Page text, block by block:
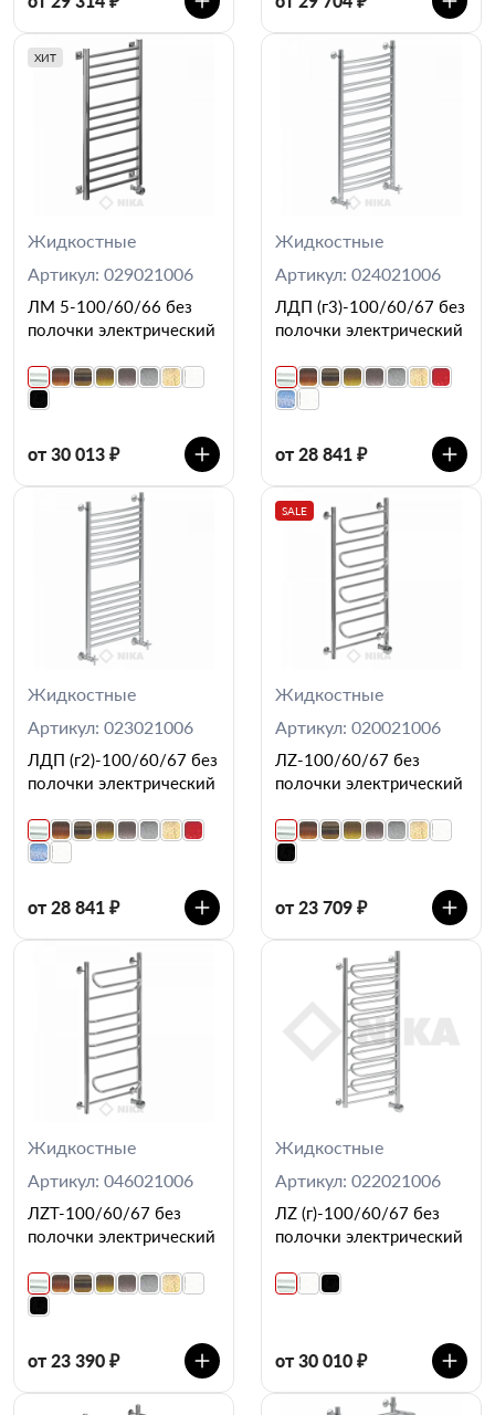
ХИТ
Жидкостные
Артикул: 029021006
ЛМ 5-100/60/66 без
полочки электрический
от 30 013 ₽
Жидкостные
Артикул: 024021006
ЛДП (г3)-100/60/67 без
полочки электрический
от 28 841 ₽
Жидкостные
Артикул: 023021006
ЛДП (г2)-100/60/67 без
полочки электрический
от 28 841 ₽
SALE
Жидкостные
Артикул: 020021006
ЛZ-100/60/67 без
полочки электрический
от 23 709 ₽
Жидкостные
Артикул: 046021006
ЛZT-100/60/67 без
полочки электрический
от 23 390 ₽
Жидкостные
Артикул: 022021006
ЛZ (г)-100/60/67 без
полочки электрический
от 30 010 ₽